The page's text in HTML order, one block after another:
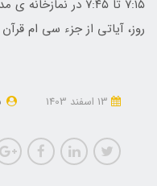
۷:۱۵ تا ۷:۴۵ در
روز، آیاتی از جزء سی ام